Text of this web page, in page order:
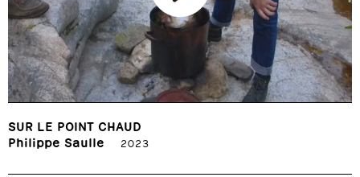
SUR LE POINT CHAUD
Philippe Saulle
2023